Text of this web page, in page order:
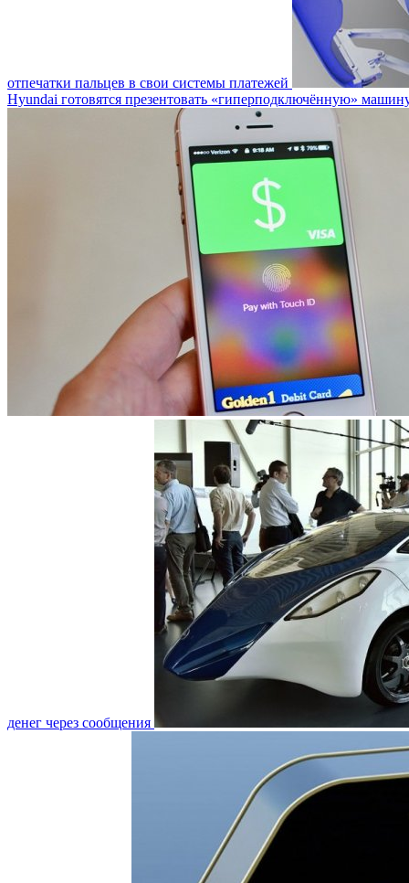
отпечатки пальцев в свои системы платежей
Hyundai готовятся презентовать «гиперподключённую»
денег через сообщения